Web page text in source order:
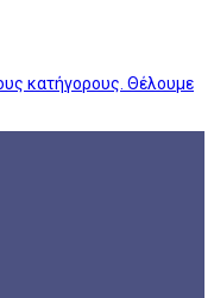
κατήγορους. Θέλουμε